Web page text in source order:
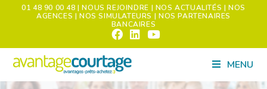
01 48 90 00 48 | NOUS REJOINDRE | NOS ACTUALITÉS | NOS
AGENCES | NOS SIMULATEURS | NOS PARTENAIRES
BANCAIRES
MENU